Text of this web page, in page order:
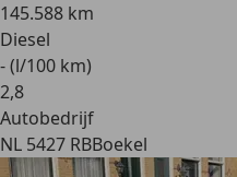
145.588 km
Diesel
- (l/100 km)
2,8
Autobedrijf
NL 5427 RBBoekel